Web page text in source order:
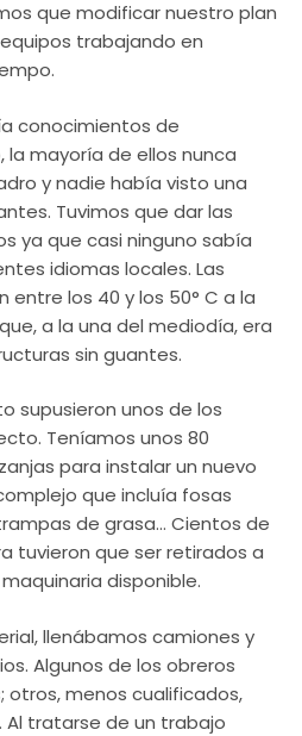
que modificar nuestro plan
trabajando en
conocimientos de
la mayoría de ellos nunca
y nadie había visto una
Tuvimos que dar las
ya que casi ninguno sabía
idiomas locales. Las
los 40 y los 50° C a la
a la una del mediodía, era
sin guantes.
supusieron unos de los
Teníamos unos 80
para instalar un nuevo
que incluía fosas
de grasa… Cientos de
tuvieron que ser retirados a
disponible.
llenábamos camiones y
Algunos de los obreros
otros, menos cualificados,
Al tratarse de un trabajo